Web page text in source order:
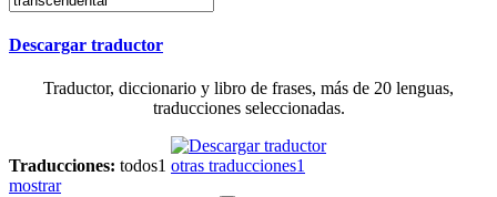
Descargar traductor
Traductor, diccionario y libro de frases, más de 20 lenguas,
traducciones seleccionadas.
Traducciones: todos1 otras traducciones1
mostrar